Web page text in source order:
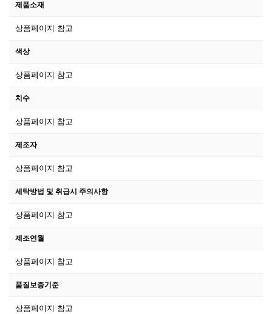
제품소재
상품페이지 참고
색상
상품페이지 참고
치수
상품페이지 참고
제조자
상품페이지 참고
세탁방법 및 취급시 주의사항
상품페이지 참고
제조연월
상품페이지 참고
품질보증기준
상품페이지 참고